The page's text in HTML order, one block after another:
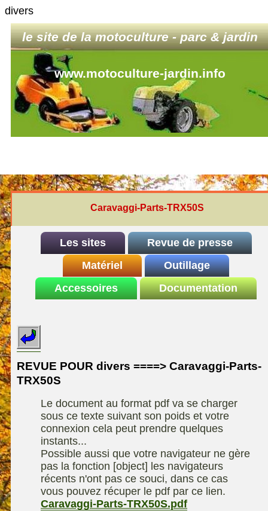
divers
le site de la motoculture - parc & jardin
www.motoculture-jardin.info
Caravaggi-Parts-TRX50S
Les sites
INDEX
Le site de la
motoculture
Information sur
contact
Revue de presse
REDEXIM-et-Eliet
ELIET
Motobineuse ou
Technique de
compostage
Matériel
autoportee
SARP
Robomow
chevalet
Remorque
Outillage
Affuteuse
Accessoires
Documentation
REVUE POUR divers ====> Caravaggi-Parts-
TRX50S
Le document au format pdf va se charger
sous ce texte suivant son poids et votre
connexion cela peut prendre quelques
instants...
Possible aussi que votre navigateur ne gère
pas la fonction [object] les navigateurs
récents n'ont pas ce souci, dans ce cas
vous pouvez récuper le pdf par ce lien.
Caravaggi-Parts-TRX50S.pdf